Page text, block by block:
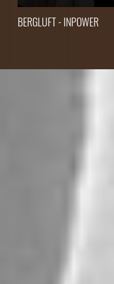
BERGLUFT - INPOWER